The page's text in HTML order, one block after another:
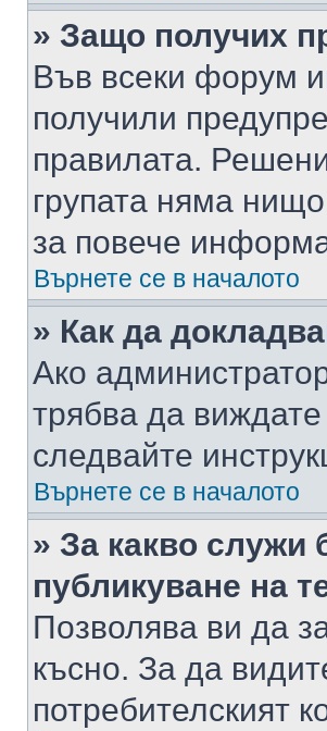
» Защо получих
Във всеки форум
получили
правилата.
групата няма
за повече
Върнете се в началото
» Как да
Ако
трябва да
следвайте
Върнете се в началото
» За какво служи
публикуване на
Позволява ви да
късно. За да
потребителският